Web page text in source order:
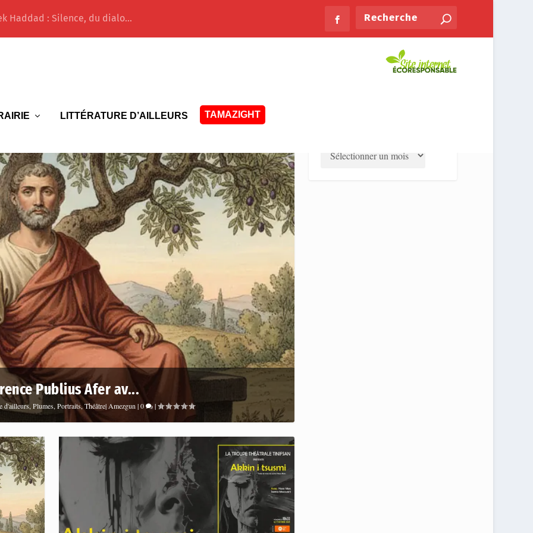
Haddad : Silence, du dialo...
LITTÉRATURE D’AILLEURS TAMAZIGHT
Publius Afer av...
d'ailleurs, Plumes, Portraits,Théâtre| Amezgun |0 |